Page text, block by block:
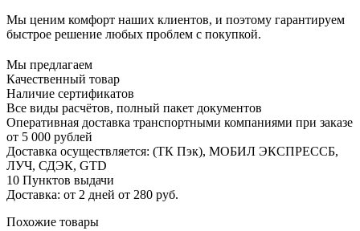
Мы ценим комфорт наших клиентов, и поэтому гарантируем
быстрое решение любых проблем с покупкой.
Мы предлагаем
Качественный товар
Наличие сертификатов
Все виды расчётов, полный пакет документов
Оперативная доставка транспортными компаниями при заказе
от 5 000 рублей
Доставка осуществляется: (ТК Пэк), МОБИЛ ЭКСПРЕССБ,
ЛУЧ, СДЭК, GTD
10 Пунктов выдачи
Доставка: от 2 дней от 280 руб.
Похожие товары